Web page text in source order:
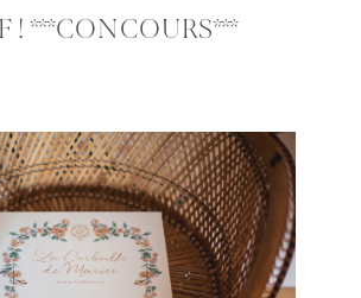
! ***CONCOURS***